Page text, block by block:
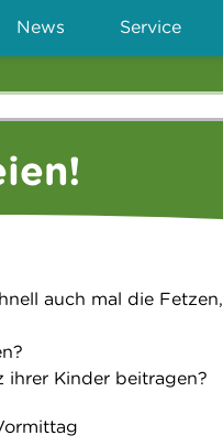
News Service
auch mal die
ihrer Kinder beitragen?